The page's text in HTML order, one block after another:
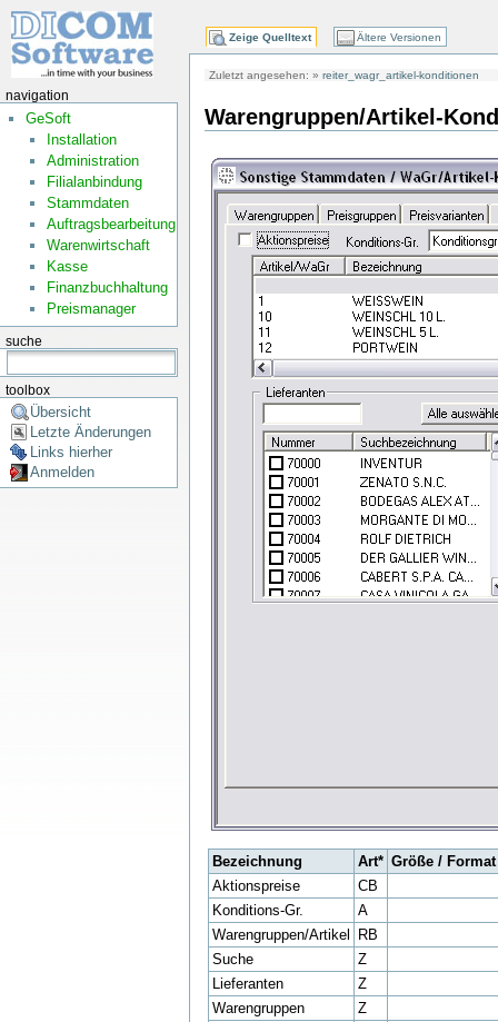
navigation
GeSoft
Installation
Administration
Filialanbindung
Stammdaten
Auftragsbearbeitung
Warenwirtschaft
Kasse
Finanzbuchhaltung
Preismanager
suche
toolbox
Übersicht
Letzte Änderungen
Links hierher
Anmelden
Zeige Quelltext Ältere Versionen
Zuletzt angesehen: » reiter_wagr_artikel-konditionen
Warengruppen/Artikel-
Bezeichnung Art* Größe / Format
Aktionspreise
CB
Konditions-Gr.
A
Warengruppen/Artikel RB
Suche
Z
Lieferanten
Z
Warengruppen
Z